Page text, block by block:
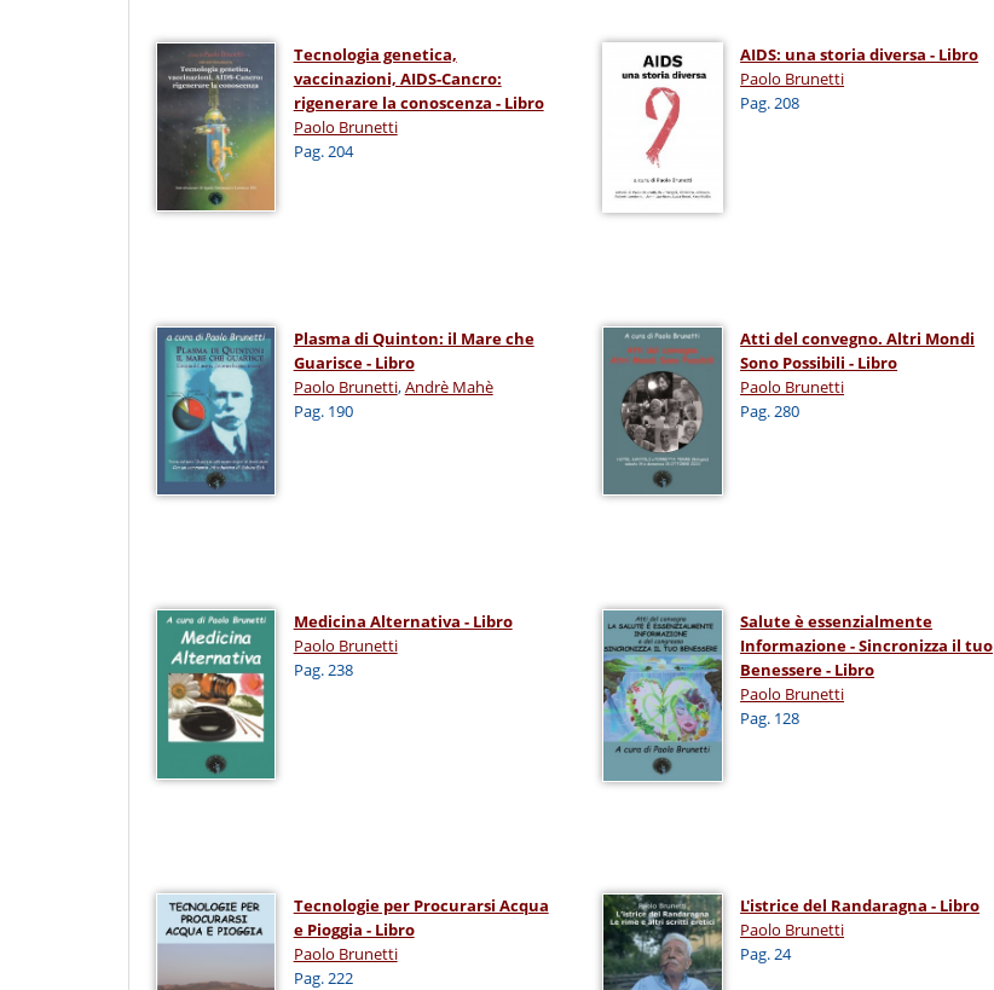
Tecnologia genetica,
vaccinazioni, AIDS-Cancro:
rigenerare la conoscenza - Libro
Paolo Brunetti
Pag. 204
AIDS: una storia diversa - Libro
Paolo Brunetti
Pag. 208
Plasma di Quinton: il Mare che
Guarisce - Libro
Paolo Brunetti,Andrè Mahè
Pag. 190
Atti del convegno. Altri Mondi
Sono Possibili - Libro
Paolo Brunetti
Pag. 280
Medicina Alternativa - Libro
Paolo Brunetti
Pag. 238
Salute è essenzialmente
Informazione - Sincronizza il tuo
Benessere - Libro
Paolo Brunetti
Pag. 128
Tecnologie per Procurarsi Acqua
e Pioggia - Libro
Paolo Brunetti
Pag. 222
L'istrice del Randaragna - Libro
Paolo Brunetti
Pag. 24